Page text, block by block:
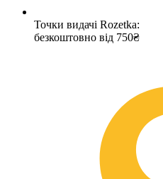
Точки видачі Rozetka:
безкоштовно від 750₴